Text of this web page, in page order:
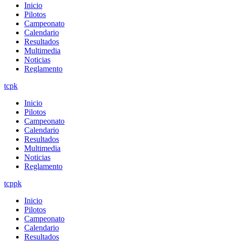
Inicio
Pilotos
Campeonato
Calendario
Resultados
Multimedia
Noticias
Reglamento
tcpk
Inicio
Pilotos
Campeonato
Calendario
Resultados
Multimedia
Noticias
Reglamento
tcppk
Inicio
Pilotos
Campeonato
Calendario
Resultados